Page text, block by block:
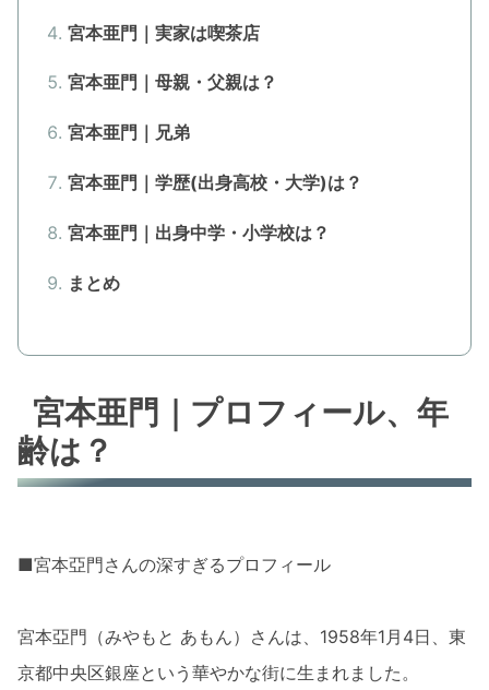
宮本亜門｜実家は喫茶店
宮本亜門｜母親・父親は？
宮本亜門｜兄弟
宮本亜門｜学歴(出身高校・大学)は？
宮本亜門｜出身中学・小学校は？
まとめ
宮本亜門｜プロフィール、年
齢は？
■宮本亞門さんの深すぎるプロフィール
宮本亞門（みやもと あもん）さんは、1958年1月4日、東
京都中央区銀座という華やかな街に生まれました。